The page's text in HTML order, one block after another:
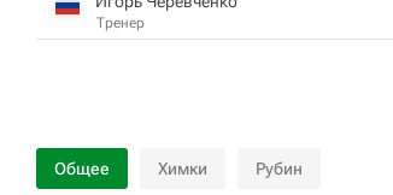
Тренер
Общее Химки Рубин